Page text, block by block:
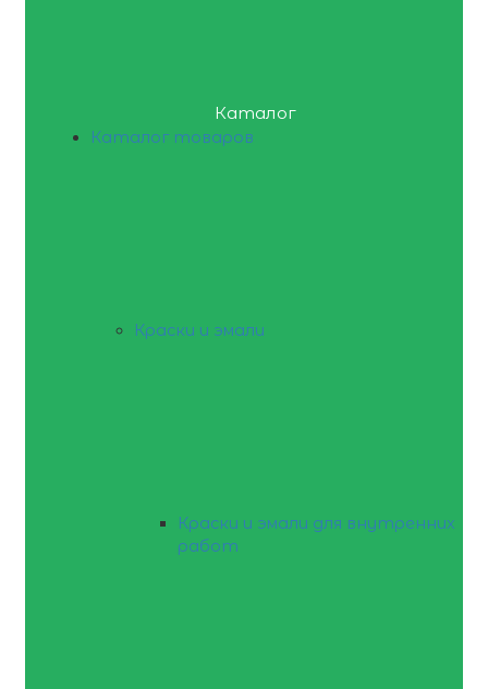
Каталог
Каталог товаров
Краски и эмали
Краски и эмали для внутренних
работ